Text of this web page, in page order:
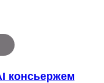
консьержем